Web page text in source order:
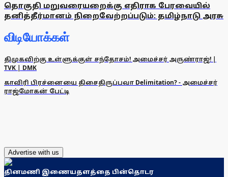
தொகுதி மறுவரையறைக்கு எதிராக பேரவையில்
தனித்தீர்மானம் நிறைவேற்றப்படும்: தமிழ்நாடு அரசு
விடியோக்கள்
திமுகவிற்கு உள்ளுக்குள் சந்தோசம்! அமைச்சர் அருண்ராஜ்! |
TVK | DMK
காவிரி பிரச்னையை திசைதிருப்பவா Delimitation? - அமைச்சர்
ராஜ்மோகன் பேட்டி
Advertise with us
தினமணி இணையதளத்தை பின்தொடர